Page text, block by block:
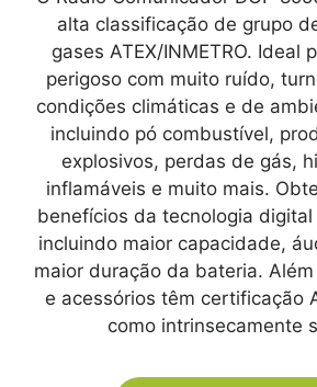
alta classificação de grupo
gases ATEX/INMETRO. Ideal
perigoso com muito ruído,
condições climáticas e de
incluindo pó combustível,
explosivos, perdas de gás,
inflamáveis e muito mais.
benefícios da tecnologia digital
incluindo maior capacidade,
maior duração da bateria.
e acessórios têm certificação
como intrinsecamente